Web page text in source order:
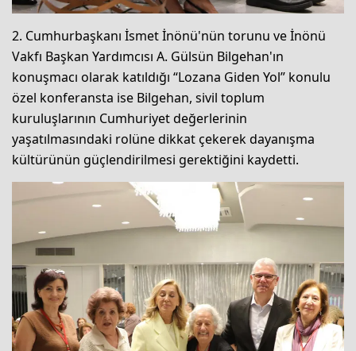
2. Cumhurbaşkanı İsmet İnönü'nün torunu ve İnönü
Vakfı Başkan Yardımcısı A. Gülsün Bilgehan'ın
konuşmacı olarak katıldığı “Lozana Giden Yol” konulu
özel konferansta ise Bilgehan, sivil toplum
kuruluşlarının Cumhuriyet değerlerinin
yaşatılmasındaki rolüne dikkat çekerek dayanışma
kültürünün güçlendirilmesi gerektiğini kaydetti.